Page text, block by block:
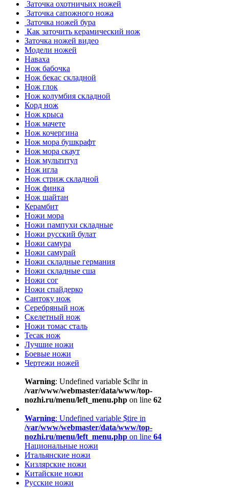
Заточка охотничьих ножей
Заточка сапожного ножа
Заточка ножей бура
Как заточить керамический нож
Заточка ножей видео
Модели ножей
Наваха
Нож бабочка
Нож бекас складной
Нож глок
Нож колумбия складной
Корд нож
Нож крыса
Нож мачете
Нож кочергина
Нож мора бушкрафт
Нож мора скаут
Нож мультитул
Нож игла
Нож стриж складной
Нож финка
Нож шайтан
Керамбит
Ножи мора
Ножи пампухи складные
Ножи русский булат
Ножи самура
Ножи самурай
Ножи складные германия
Ножи складные сша
Ножи сог
Ножи спайдерко
Сантоку нож
Серебряный нож
Скелетный нож
Ножи томас сталь
Тесак нож
Лучшие ножи
Боевые ножи
Чертежи ножей
Warning: Undefined variable $clhr in
/var/www/webmaster/data/www/top-
nozhi.ru/menu/left_menu.php on line 62
Warning: Undefined variable $tire in
/var/www/webmaster/data/www/top-
nozhi.ru/menu/left_menu.php on line 64
Национальные ножи
Итальянские ножи
Кизлярские ножи
Китайские ножи
Русские ножи